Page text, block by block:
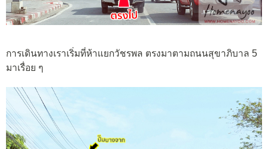
การเดินทางเราเริ่มที่ห้าแยกวัชรพล ตรงมาตามถนนสุขาภิบาล 5
มาเรื่อย ๆ